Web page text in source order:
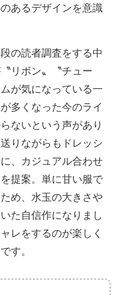
あるデザインを意識
の読者調査をする中
リボン〟〝チュー
が気になっている一
多くなった今のライ
ないという声があり
りながらもドレッシ
、カジュアル合わせ
提案。単に甘い服で
め、水玉の大きさや
た自信作になりまし
レをするのが楽しく
す。